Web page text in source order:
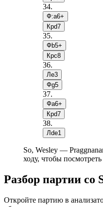
34.
Ф:a6+
Крd7
35.
Фb5+
Крc8
36.
Лe3
Фg5
37.
Фa6+
Крd7
38.
Лde1
So, Wesley —
ходу, чтобы
Разбор партии со
Откройте партию в